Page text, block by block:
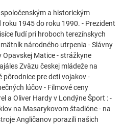
a historickým
1945 do roku 1990. - Prezident
ľudí pri hroboch terezínskych
národného utrpenia - Slávny
Opavskej Matice - strážkyne
Zväzu českej mládeže na
pôrodnice pre deti vojakov -
lúčov - Filmové ceny
a Oliver Hardy v Londýne Šport : -
na Masarykovom štadióne - na
Angličanov porazili našich